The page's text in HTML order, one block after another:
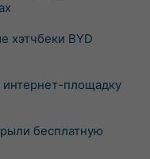
хэтчбеки BYD
интернет-площадку
бесплатную